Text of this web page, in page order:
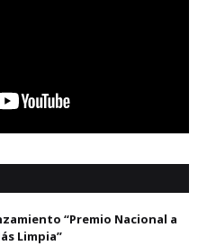
“Premio Nacional a
Limpia”